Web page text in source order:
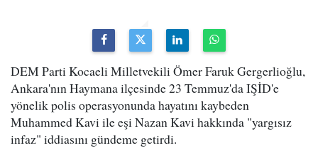
DEM Parti Kocaeli Milletvekili Ömer Faruk Gergerlioğlu,
Ankara'nın Haymana ilçesinde 23 Temmuz'da IŞİD'e
yönelik polis operasyonunda hayatını kaybeden
Muhammed Kavi ile eşi Nazan Kavi hakkında "yargısız
infaz" iddiasını gündeme getirdi.